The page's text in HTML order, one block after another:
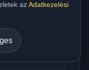
azAdatkezelési